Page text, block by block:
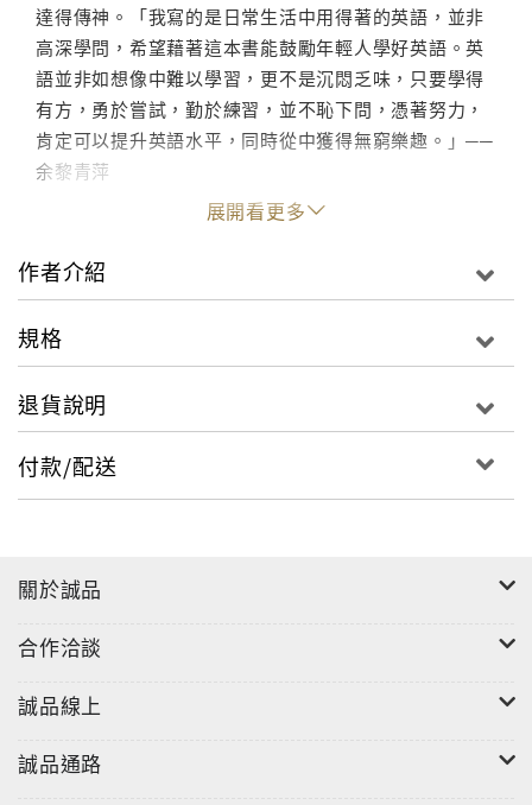
達得傳神。「我寫的是日常生活中用得著的英語，並非
高深學問，希望藉著這本書能鼓勵年輕人學好英語。英
語並非如想像中難以學習，更不是沉悶乏味，只要學得
有方，勇於嘗試，勤於練習，並不恥下問，憑著努力，
肯定可以提升英語水平，同時從中獲得無窮樂趣。」──
余黎青萍
展開看更多
作者介紹
規格
退貨說明
付款/配送
關於誠品
合作洽談
誠品線上
誠品通路